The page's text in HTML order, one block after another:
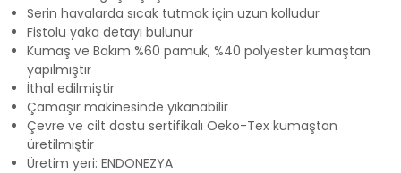
Serin havalarda sıcak tutmak için uzun kolludur
Fistolu yaka detayı bulunur
Kumaş ve Bakım %60 pamuk, %40 polyester kumaştan
yapılmıştır
İthal edilmiştir
Çamaşır makinesinde yıkanabilir
Çevre ve cilt dostu sertifikalı Oeko-Tex kumaştan
üretilmiştir
Üretim yeri: ENDONEZYA